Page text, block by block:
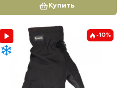
Купить
-10%